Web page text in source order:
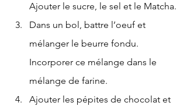
Ajouter le sucre, le sel et le Matcha.
Dans un bol, battre l’oeuf et
mélanger le beurre fondu.
Incorporer ce mélange dans le
mélange de farine.
Ajouter les pépites de chocolat et